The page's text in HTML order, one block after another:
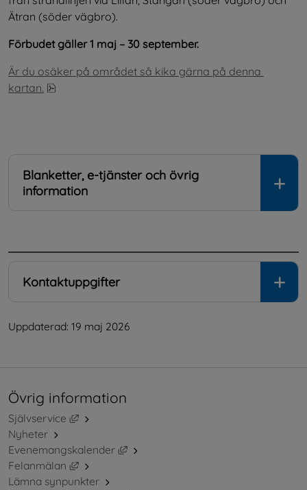
Ätran (söder vägbro).
Förbudet gäller 1 maj – 30 september.
Är du osäker på området så kika gärna på denna
kartan.
Blanketter, e-tjänster och övrig
information
Kontaktuppgifter
Uppdaterad: 19 maj 2026
Övrig information
Självservice
Länk till annan webbplats, öppnas i nytt fönster.
Nyheter
Evenemangskalender
Länk till annan webbplats, öppnas i
Felanmälan
Länk till annan webbplats, öppnas i nytt fönster.
Lämna synpunkter